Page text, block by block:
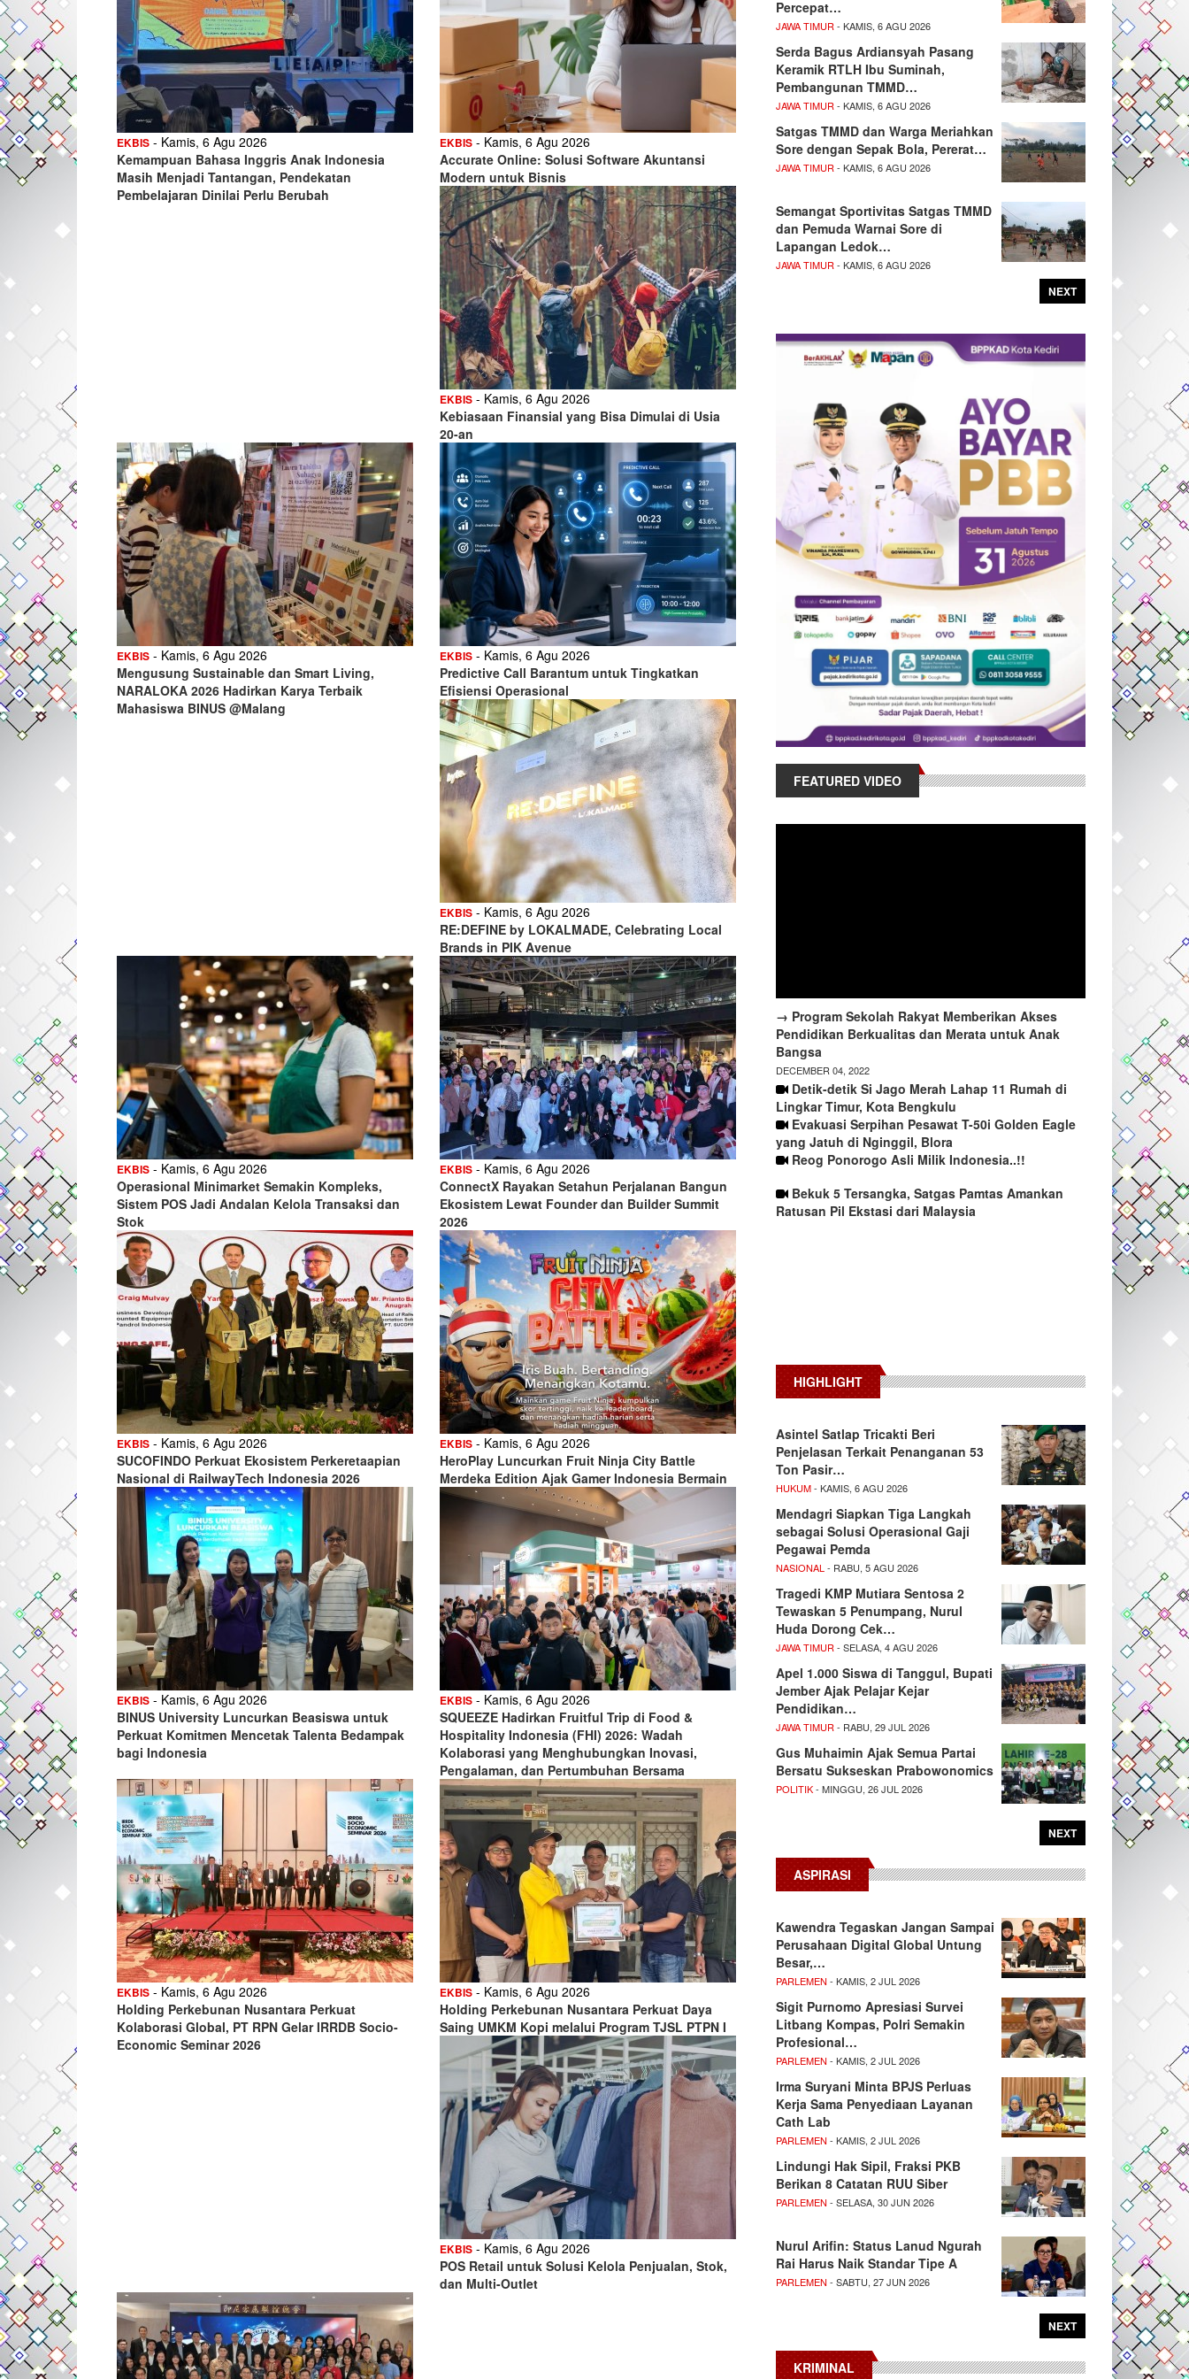
EKBIS - Kamis, 6 Agu 2026
Kemampuan Bahasa Inggris Anak Indonesia
Masih Menjadi Tantangan, Pendekatan
Pembelajaran Dinilai Perlu Berubah
EKBIS - Kamis, 6 Agu 2026
Accurate Online: Solusi Software Akuntansi
Modern untuk Bisnis
EKBIS - Kamis, 6 Agu 2026
Kebiasaan Finansial yang Bisa Dimulai di Usia
20-an
EKBIS - Kamis, 6 Agu 2026
Mengusung Sustainable dan Smart Living,
NARALOKA 2026 Hadirkan Karya Terbaik
Mahasiswa BINUS @Malang
EKBIS - Kamis, 6 Agu 2026
Predictive Call Barantum untuk Tingkatkan
Efisiensi Operasional
EKBIS - Kamis, 6 Agu 2026
RE:DEFINE by LOKALMADE, Celebrating Local
Brands in PIK Avenue
EKBIS - Kamis, 6 Agu 2026
Operasional Minimarket Semakin Kompleks,
Sistem POS Jadi Andalan Kelola Transaksi dan
Stok
EKBIS - Kamis, 6 Agu 2026
ConnectX Rayakan Setahun Perjalanan Bangun
Ekosistem Lewat Founder dan Builder Summit
2026
EKBIS - Kamis, 6 Agu 2026
SUCOFINDO Perkuat Ekosistem Perkeretaapian
Nasional di RailwayTech Indonesia 2026
EKBIS - Kamis, 6 Agu 2026
HeroPlay Luncurkan Fruit Ninja City Battle
Merdeka Edition Ajak Gamer Indonesia Bermain
EKBIS - Kamis, 6 Agu 2026
BINUS University Luncurkan Beasiswa untuk
Perkuat Komitmen Mencetak Talenta Bedampak
bagi Indonesia
EKBIS - Kamis, 6 Agu 2026
SQUEEZE Hadirkan Fruitful Trip di Food &
Hospitality Indonesia (FHI) 2026: Wadah
Kolaborasi yang Menghubungkan Inovasi,
Pengalaman, dan Pertumbuhan Bersama
EKBIS - Kamis, 6 Agu 2026
Holding Perkebunan Nusantara Perkuat
Kolaborasi Global, PT RPN Gelar IRRDB Socio-
Economic Seminar 2026
EKBIS - Kamis, 6 Agu 2026
Holding Perkebunan Nusantara Perkuat Daya
Saing UMKM Kopi melalui Program TJSL PTPN I
EKBIS - Kamis, 6 Agu 2026
POS Retail untuk Solusi Kelola Penjualan, Stok,
dan Multi-Outlet
Percepat…
JAWA TIMUR - KAMIS, 6 AGU 2026
Serda Bagus Ardiansyah Pasang
Keramik RTLH Ibu Suminah,
Pembangunan TMMD…
JAWA TIMUR - KAMIS, 6 AGU 2026
Satgas TMMD dan Warga Meriahkan
Sore dengan Sepak Bola, Pererat…
JAWA TIMUR - KAMIS, 6 AGU 2026
Semangat Sportivitas Satgas TMMD
dan Pemuda Warnai Sore di
Lapangan Ledok…
JAWA TIMUR - KAMIS, 6 AGU 2026
NEXT
FEATURED VIDEO
→ Program Sekolah Rakyat Memberikan Akses
Pendidikan Berkualitas dan Merata untuk Anak
Bangsa
DECEMBER 04, 2022
Detik-detik Si Jago Merah Lahap 11 Rumah di
Lingkar Timur, Kota Bengkulu
Evakuasi Serpihan Pesawat T-50i Golden Eagle
yang Jatuh di Nginggil, Blora
Reog Ponorogo Asli Milik Indonesia..!!
Bekuk 5 Tersangka, Satgas Pamtas Amankan
Ratusan Pil Ekstasi dari Malaysia
HIGHLIGHT
Asintel Satlap Tricakti Beri
Penjelasan Terkait Penanganan 53
Ton Pasir…
HUKUM- KAMIS, 6 AGU 2026
Mendagri Siapkan Tiga Langkah
sebagai Solusi Operasional Gaji
Pegawai Pemda
NASIONAL - RABU, 5 AGU 2026
Tragedi KMP Mutiara Sentosa 2
Tewaskan 5 Penumpang, Nurul
Huda Dorong Cek…
JAWA TIMUR - SELASA, 4 AGU 2026
Apel 1.000 Siswa di Tanggul, Bupati
Jember Ajak Pelajar Kejar
Pendidikan…
JAWA TIMUR - RABU, 29 JUL 2026
Gus Muhaimin Ajak Semua Partai
Bersatu Sukseskan Prabowonomics
POLITIK- MINGGU, 26 JUL 2026
NEXT
ASPIRASI
Kawendra Tegaskan Jangan Sampai
Perusahaan Digital Global Untung
Besar,…
PARLEMEN - KAMIS, 2 JUL 2026
Sigit Purnomo Apresiasi Survei
Litbang Kompas, Polri Semakin
Profesional…
PARLEMEN - KAMIS, 2 JUL 2026
Irma Suryani Minta BPJS Perluas
Kerja Sama Penyediaan Layanan
Cath Lab
PARLEMEN - KAMIS, 2 JUL 2026
Lindungi Hak Sipil, Fraksi PKB
Berikan 8 Catatan RUU Siber
PARLEMEN - SELASA, 30 JUN 2026
Nurul Arifin: Status Lanud Ngurah
Rai Harus Naik Standar Tipe A
PARLEMEN - SABTU, 27 JUN 2026
NEXT
KRIMINAL